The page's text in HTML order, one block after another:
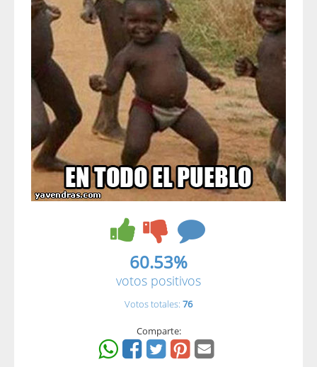
60.53%
votos positivos
Votos totales: 76
Comparte: